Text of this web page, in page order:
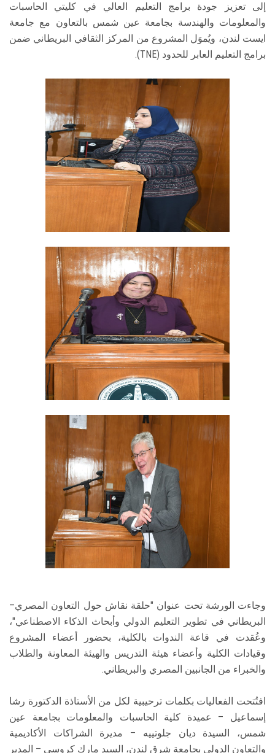
إلى تعزيز جودة برامج التعليم العالي في كليتي الحاسبات
والمعلومات والهندسة بجامعة عين شمس بالتعاون مع جامعة
ايست لندن، ويُموَل المشروع من المركز الثقافي البريطاني ضمن
برامج التعليم العابر للحدود (TNE).
وجاءت الورشة تحت عنوان "حلقة نقاش حول التعاون المصري–
البريطاني في تطوير التعليم الدولي وأبحاث الذكاء الاصطناعي"،
وعُقدت في قاعة الندوات بالكلية، بحضور أعضاء المشروع
وقيادات الكلية وأعضاء هيئة التدريس والهيئة المعاونة والطلاب
والخبراء من الجانبين المصري والبريطاني.
افتُتحت الفعاليات بكلمات ترحيبية لكل من الأستاذة الدكتورة رشا
إسماعيل – عميدة كلية الحاسبات والمعلومات بجامعة عين
شمس، السيدة ديان جلوتييه – مديرة الشراكات الأكاديمية
والتعاون الدولي بجامعة شرق لندن، السيد مارك كروسي – المدير